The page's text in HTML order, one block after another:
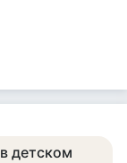
детском